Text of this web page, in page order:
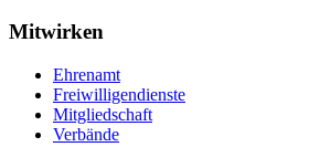
Mitwirken
Ehrenamt
Freiwilligendienste
Mitgliedschaft
Verbände